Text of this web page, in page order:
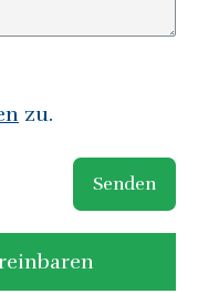
zu.
Senden